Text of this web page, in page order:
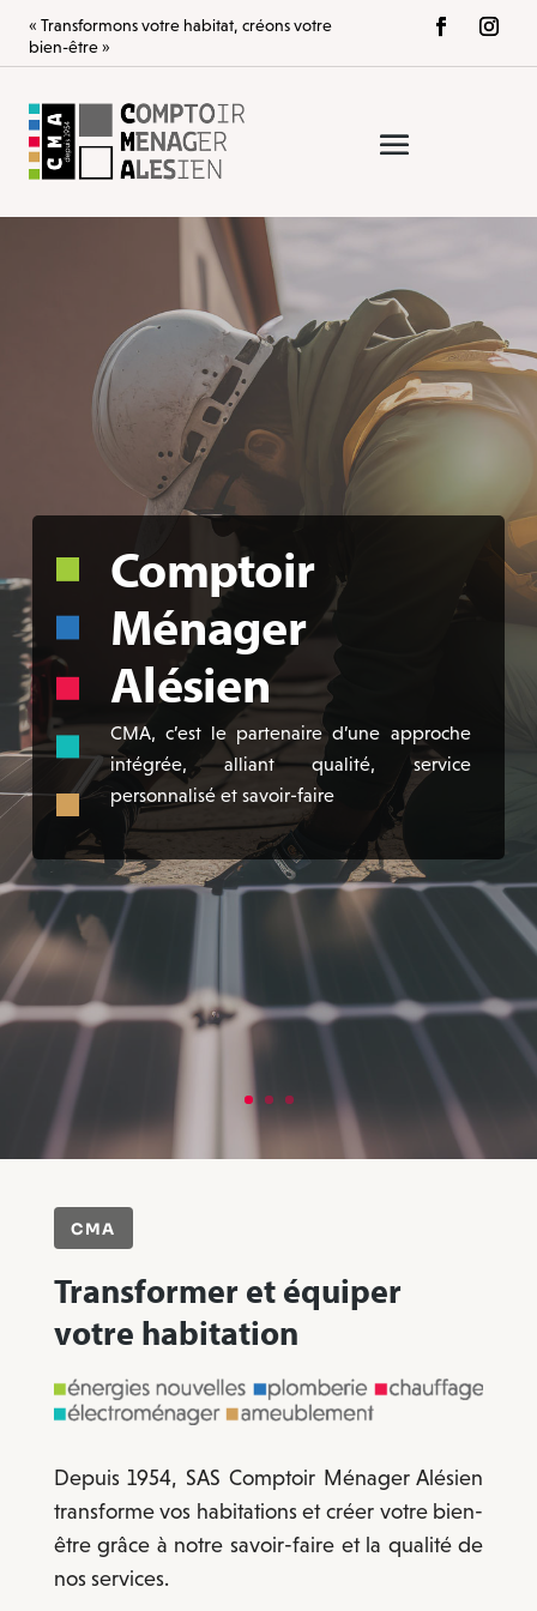
« Transformons votre habitat, créons votre
bien-être »
Installation de chaudière à gaz, bois et
granulés. Installation de poêles ou d’insert
CMA
Transformer et équiper
votre habitation
Depuis 1954, SAS Comptoir Ménager Alésien
transforme vos habitations et créer votre bien-
être grâce à notre savoir-faire et la qualité de
nos services.